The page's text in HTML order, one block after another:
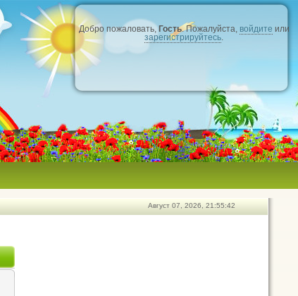
Добро пожаловать,Гость. Пожалуйста, войдите или
зарегистрируйтесь.
Август 07, 2026, 21:55:42